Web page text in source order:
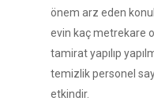
önem arz eden
evin kaç metrekare
tamirat yapılıp
temizlik personel
etkindir.